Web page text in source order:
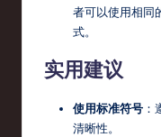
T
者可以使用相同
式。
实用建议
使用标准符号
清晰性。